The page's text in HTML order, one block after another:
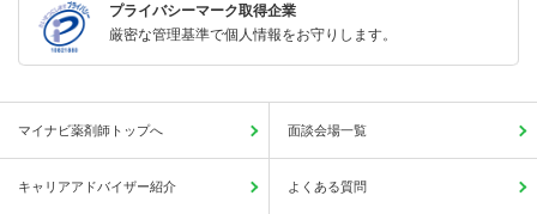
プライバシーマーク取得企業
厳密な管理基準で個人情報をお守りします。
マイナビ薬剤師トップへ 面談会場一覧
キャリアアドバイザー紹介 よくある質問